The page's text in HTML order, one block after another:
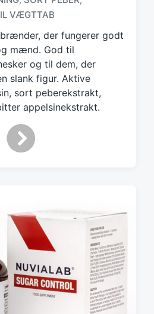
VÆGTTAB
der fungerer godt
mænd. God til
og til dem, der
slank figur. Aktive
sort peberekstrakt,
appelsinekstrakt.